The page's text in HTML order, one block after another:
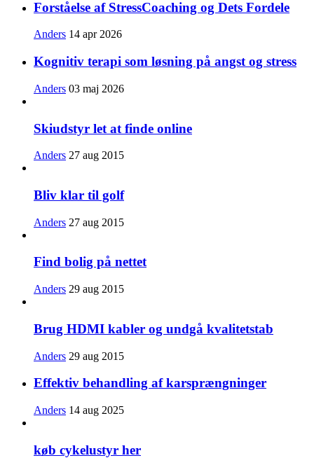
Forståelse af StressCoaching og Dets Fordele
Anders 14 apr 2026
Kognitiv terapi som løsning på angst og stress
Anders 03 maj 2026
Skiudstyr let at finde online
Anders 27 aug 2015
Bliv klar til golf
Anders 27 aug 2015
Find bolig på nettet
Anders 29 aug 2015
Brug HDMI kabler og undgå kvalitetstab
Anders 29 aug 2015
Effektiv behandling af karsprængninger
Anders 14 aug 2025
køb cykelustyr her